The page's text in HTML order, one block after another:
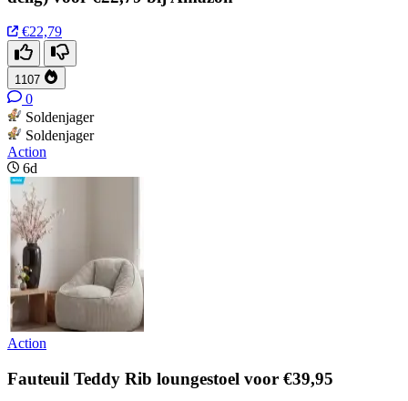
€22,79
1107
0
Soldenjager
Soldenjager
Action
6d
Action
Fauteuil Teddy Rib loungestoel voor €39,95